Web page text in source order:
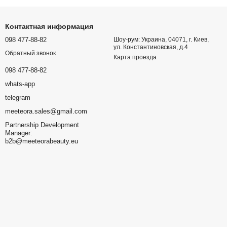
Контактная информация
098 477-88-82
Обратный звонок
098 477-88-82
whats-app
telegram
meeteora.sales@gmail.com
Partnership Development
Manager:
b2b@meeteorabeauty.eu
Шоу-рум: Украина, 04071, г. Киев,
ул. Константиновская, д.4
Карта проезда